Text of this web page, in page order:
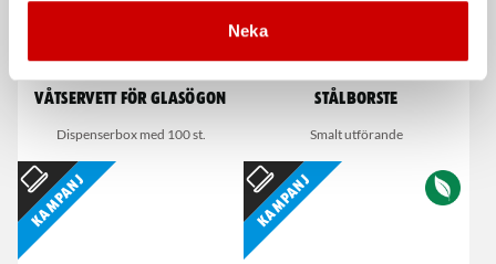
Neka
Våtservett för glasögon
Dispenserbox med 100 st.
Stålborste
Smalt utförande
Kampanj Kampanj